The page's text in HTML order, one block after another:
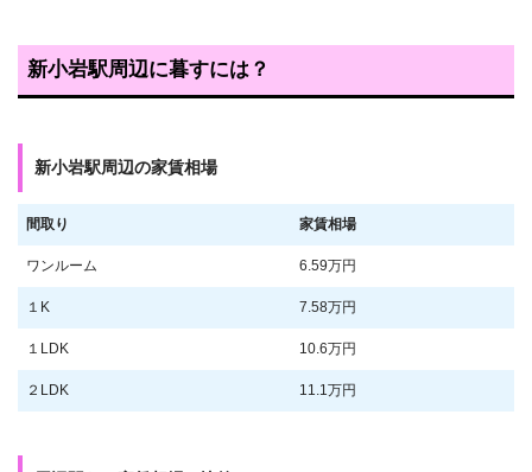
新小岩駅周辺に暮すには？
新小岩駅周辺の家賃相場
間取り 家賃相場
ワンルーム 6.59万円
１K 7.58万円
１LDK 10.6万円
２LDK 11.1万円